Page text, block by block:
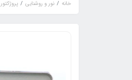
خانه نور و روشنایی پروژکتور